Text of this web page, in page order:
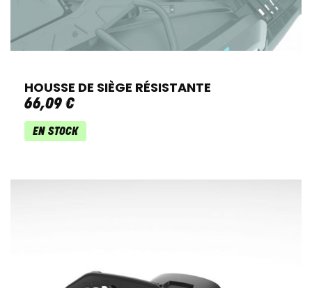
HOUSSE DE SIÈGE RÉSISTANTE
66,09 €
EN STOCK